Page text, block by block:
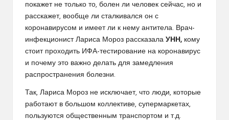
покажет не только то, болен ли человек сейчас, но и
расскажет, вообще ли сталкивался он с
коронавирусом и имеет ли к нему антитела. Врач-
инфекционист Лариса Мороз рассказала УНН, кому
стоит проходить ИФА-тестирование на коронавирус
и почему это важно делать для замедления
распространения болезни.
Так, Лариса Мороз не исключает, что люди, которые
работают в большом коллективе, супермаркетах,
пользуются общественным транспортом и т.д.